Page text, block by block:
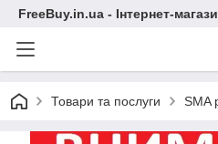
FreeBuy.in.ua - Інтернет-
Товари та послуги SMA